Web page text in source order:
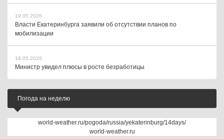
19.05.2026
Власти Екатеринбурга заявили об отсутствии планов по
мобилизации
18.05.2026
Министр увидел плюсы в росте безработицы
Погода на неделю
world-weather.ru/pogoda/russia/yekaterinburg/14days/
world-weather.ru